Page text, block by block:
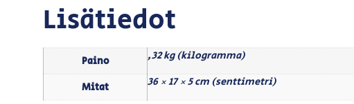
Lisätiedot
Paino ,32 kg (kilogramma)
Mitat 36 × 17 × 5 cm (senttimetri)